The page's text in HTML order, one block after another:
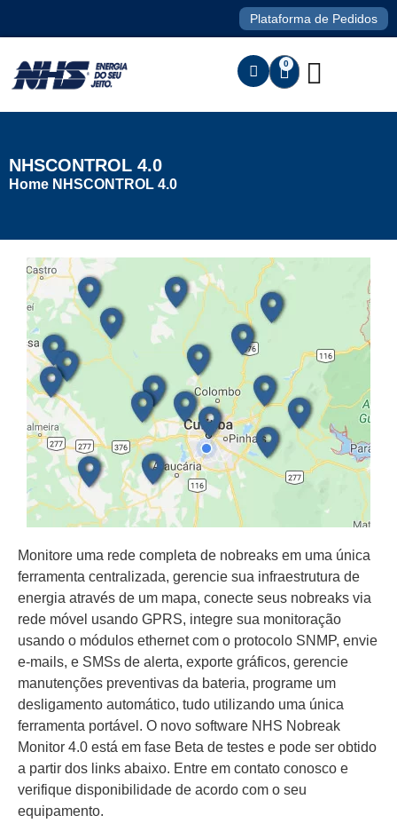
Plataforma de Pedidos
0
NHSCONTROL 4.0
Home NHSCONTROL 4.0
Monitore uma rede completa de nobreaks em uma única
ferramenta centralizada, gerencie sua infraestrutura de
energia através de um mapa, conecte seus nobreaks via
rede móvel usando GPRS, integre sua monitoração
usando o módulos ethernet com o protocolo SNMP, envie
e-mails, e SMSs de alerta, exporte gráficos, gerencie
manutenções preventivas da bateria, programe um
desligamento automático, tudo utilizando uma única
ferramenta portável. O novo software NHS Nobreak
Monitor 4.0 está em fase Beta de testes e pode ser obtido
a partir dos links abaixo. Entre em contato conosco e
verifique disponibilidade de acordo com o seu
equipamento.